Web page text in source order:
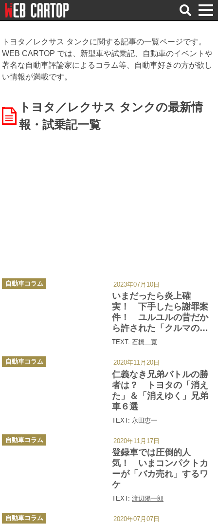
検
索
トヨタ／レクサス タンクに関する記事の一覧ページです。
WEB CARTOP では、新型車や試乗記、自動車のイベントや
著名な自動車評論家によるコラム等、自動車好きの方が欲し
い情報が満載です。
トヨタ／レクサス タンクの最新情
報・試乗記一覧
いまだったら炎上確
実！ 下手したら謝罪案
件！ ユルユルの昔だか
ら許された「クルマの衝
撃キャッチコピー」６選
TEXT: 石橋 寛
カ
テ
自動車コラム 2023年07月10日
仁義なき兄弟バトルの勝
者は？ トヨタの「消え
た」＆「消えゆく」兄弟
車６選
TEXT: 永田恵一
カ
テ
自動車コラム 2020年11月20日
登録車では圧倒的人
気！ いまコンパクトカ
ーが「バカ売れ」するワ
ケ
TEXT: 渡辺陽一郎
カ
テ
自動車コラム 2020年11月17日
カ
テ
自動車コラム 2020年07月07日